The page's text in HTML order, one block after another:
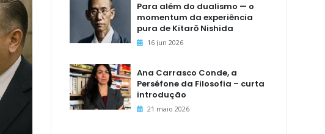
Para além do dualismo — o
momentum da experiência
pura de Kitarō Nishida
16 jun 2026
Ana Carrasco Conde, a
Perséfone da Filosofia – curta
introdução
21 maio 2026